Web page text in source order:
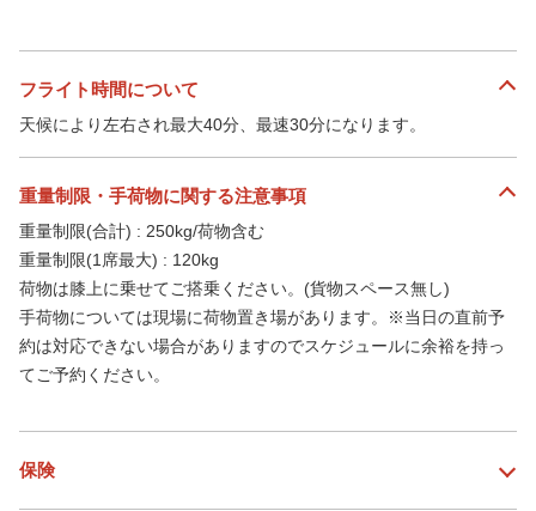
フライト時間について
天候により左右され最大40分、最速30分になります。
重量制限・手荷物に関する注意事項
重量制限(合計) : 250kg/荷物含む
重量制限(1席最大) : 120kg
荷物は膝上に乗せてご搭乗ください。(貨物スペース無し)
手荷物については現場に荷物置き場があります。※当日の直前予
約は対応できない場合がありますのでスケジュールに余裕を持っ
てご予約ください。
保険